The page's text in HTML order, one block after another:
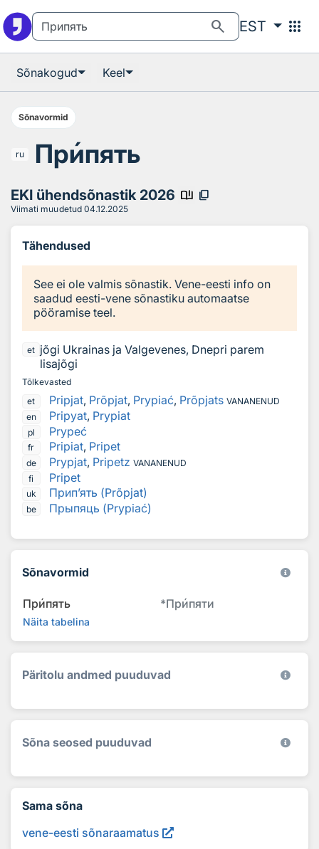
search EST apps
Sõnakogud Keel
Sõnavormid
ru Припять
EKI ühendsõnastik 2026 book_ribbon content_copy
Viimati muudetud 04.12.2025
Tähendused
See ei ole valmis sõnastik. Vene-eesti info on
saadud eesti-vene sõnastiku automaatse
pööramise teel.
et jõgi Ukrainas ja Valgevenes, Dnepri parem
lisajõgi
Tõlkevasted
et
Pripjat, Prõpjat, Prypiać, Prõpjats VANANENUD
en
Pripyat, Prypiat
pl Prypeć
fr Pripiat, Pripet
de Prypjat, Pripetz VANANENUD
fi
Pripet
uk Прип’ять (Prõpjat)
be Прыпяць (Prypiać)
Sõnavormid
Припять *Припяти
Näita tabelina
Päritolu andmed puuduvad
Sõna seosed puuduvad
Sama sõna
vene-eesti sõnaraamatus